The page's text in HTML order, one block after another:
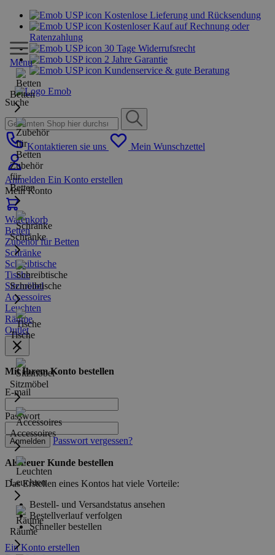
Kostenlose Lieferung und Rücksendung
Kostenloser Kauf auf Rechnung oder
Ratenzahlung
30 Tage Widerrufsrecht
2 Jahre Garantie
Kundenservice & gute Beratung
Suche
Kontaktieren sie uns Mein Wunschzettel
Anmelden Ein Konto erstellen
Mein Konto
Warenkorb
Menu
Betten
Zubehör
für
Betten
Schränke
Schreibtische
Tische
Sitzmöbel
Accessoires
Leuchten
Räume
Betten
Zubehör für Betten
Schränke
Schreibtische
Tische
Sitzmöbel
Accessoires
Leuchten
Räume
Outlet
Mit Ihrem Konto bestellen
E-mail
Passwort
Anmelden Passwort vergessen?
Als neuer Kunde bestellen
Das Erstellen eines Kontos hat viele Vorteile:
Bestell- und Versandstatus ansehen
Bestellverlauf verfolgen
Schneller bestellen
Ein Konto erstellen